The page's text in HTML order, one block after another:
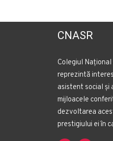
CNASR
Colegiul
reprezintă
asistent social și
mijloacele
dezvoltarea
prestigiului ei în